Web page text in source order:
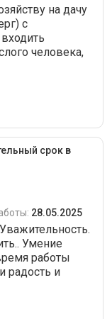
на дачу
с
человека,
срок в
28.05.2025
Умение
работы
радость и